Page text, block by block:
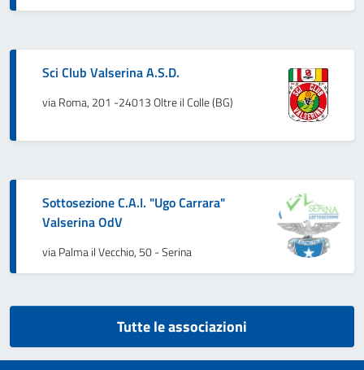
Sci Club Valserina A.S.D.
via Roma, 201 -24013 Oltre il Colle (BG)
Sottosezione C.A.I. "Ugo Carrara"
Valserina OdV
via Palma il Vecchio, 50 - Serina
Tutte le associazioni